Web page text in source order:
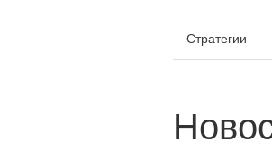
Стратегии